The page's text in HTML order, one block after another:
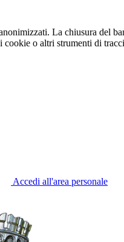
La chiusura del
cookie o altri strumenti di
Accedi all'area personale